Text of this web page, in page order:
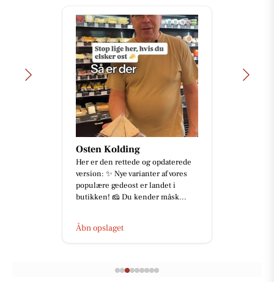
Osten Kolding
Her er den rettede og opdaterede
version: ✨ Nye varianter af vores
populære gedeost er landet i
butikken! 🧀 Du kender måsk...
Åbn opslaget